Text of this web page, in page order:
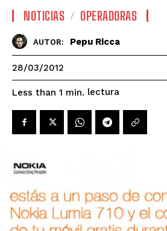
NOTICIAS OPERADORAS
AUTOR: Pepu Ricca
28/03/2012
Less than 1 min. lectura